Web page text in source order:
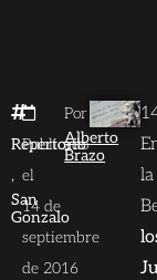
Repertorio
,
San
Gonzalo
Publicado
el
14 de
septiembre
de 2016
Por
Alberto
Brazo